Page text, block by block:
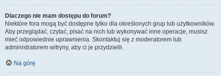
Dlaczego nie mam dostępu do forum?
Niektóre fora mogą być dostępne tylko dla określonych grup lub użytkowników.
Aby przeglądać, czytać, pisać na nich lub wykonywać inne operacje, musisz
mieć odpowiednie uprawnienia. Skontaktuj się z moderatorem lub
administratorem witryny, aby ci je przydzielił.
Na górę